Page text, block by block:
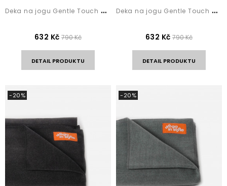
D
eka na jogu Gentle Touch Dark Green
632 Kč 790 Kč
DETAIL PRODUKTU
D
eka na jogu Gentle Touch Navy Blue
632 Kč 790 Kč
DETAIL PRODUKTU
-20% -20%